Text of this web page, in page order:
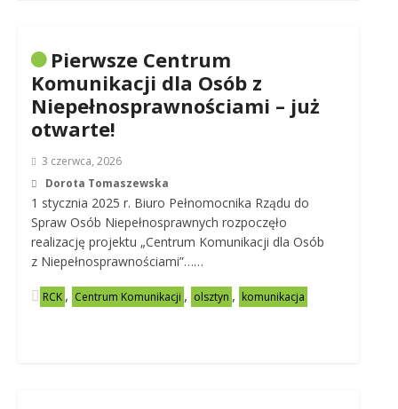
Pierwsze Centrum
Komunikacji dla Osób z
Niepełnosprawnościami – już
otwarte!
3 czerwca, 2026
Dorota Tomaszewska
1 stycznia 2025 r. Biuro Pełnomocnika Rządu do
Spraw Osób Niepełnosprawnych rozpoczęło
realizację projektu „Centrum Komunikacji dla Osób
z Niepełnosprawnościami”……
RCK , Centrum Komunikacji , olsztyn , komunikacja